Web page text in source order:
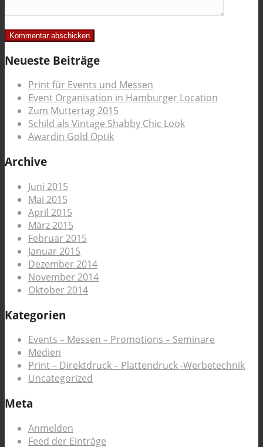
Neueste Beiträge
Print für Events und Messen
Event Organisation in Hamburger Location
Zum Muttertag 2015
Schild als Vintage Shabby Chic Look
Awardin Gold Optik
Archive
Juni 2015
Mai 2015
April 2015
März 2015
Februar 2015
Januar 2015
Dezember 2014
November 2014
Oktober 2014
Kategorien
Events – Messen – Promotions – Seminare
Medien
Print – Direktdruck – Plattendruck -Werbetechnik
Uncategorized
Meta
Anmelden
Feed der Einträge